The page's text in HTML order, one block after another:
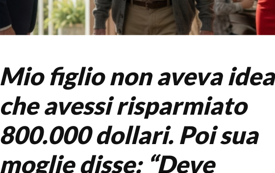
Mio figlio non aveva idea
che avessi risparmiato
800.000 dollari. Poi sua
moglie disse: “Deve